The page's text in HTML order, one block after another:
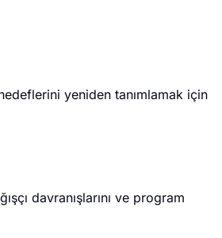
yeniden tanımlamak için
davranışlarını ve program